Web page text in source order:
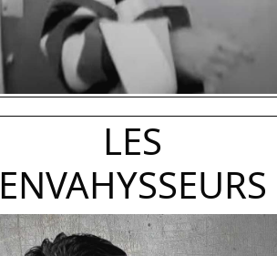
LES
ENVAHYSSEURS